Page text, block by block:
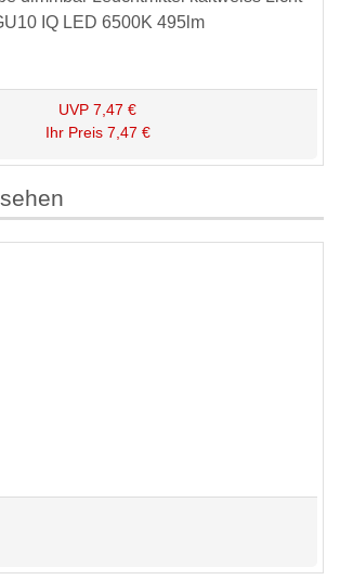
IQ LED 6500K 495lm
UVP 7,47 €
Ihr Preis 7,47 €